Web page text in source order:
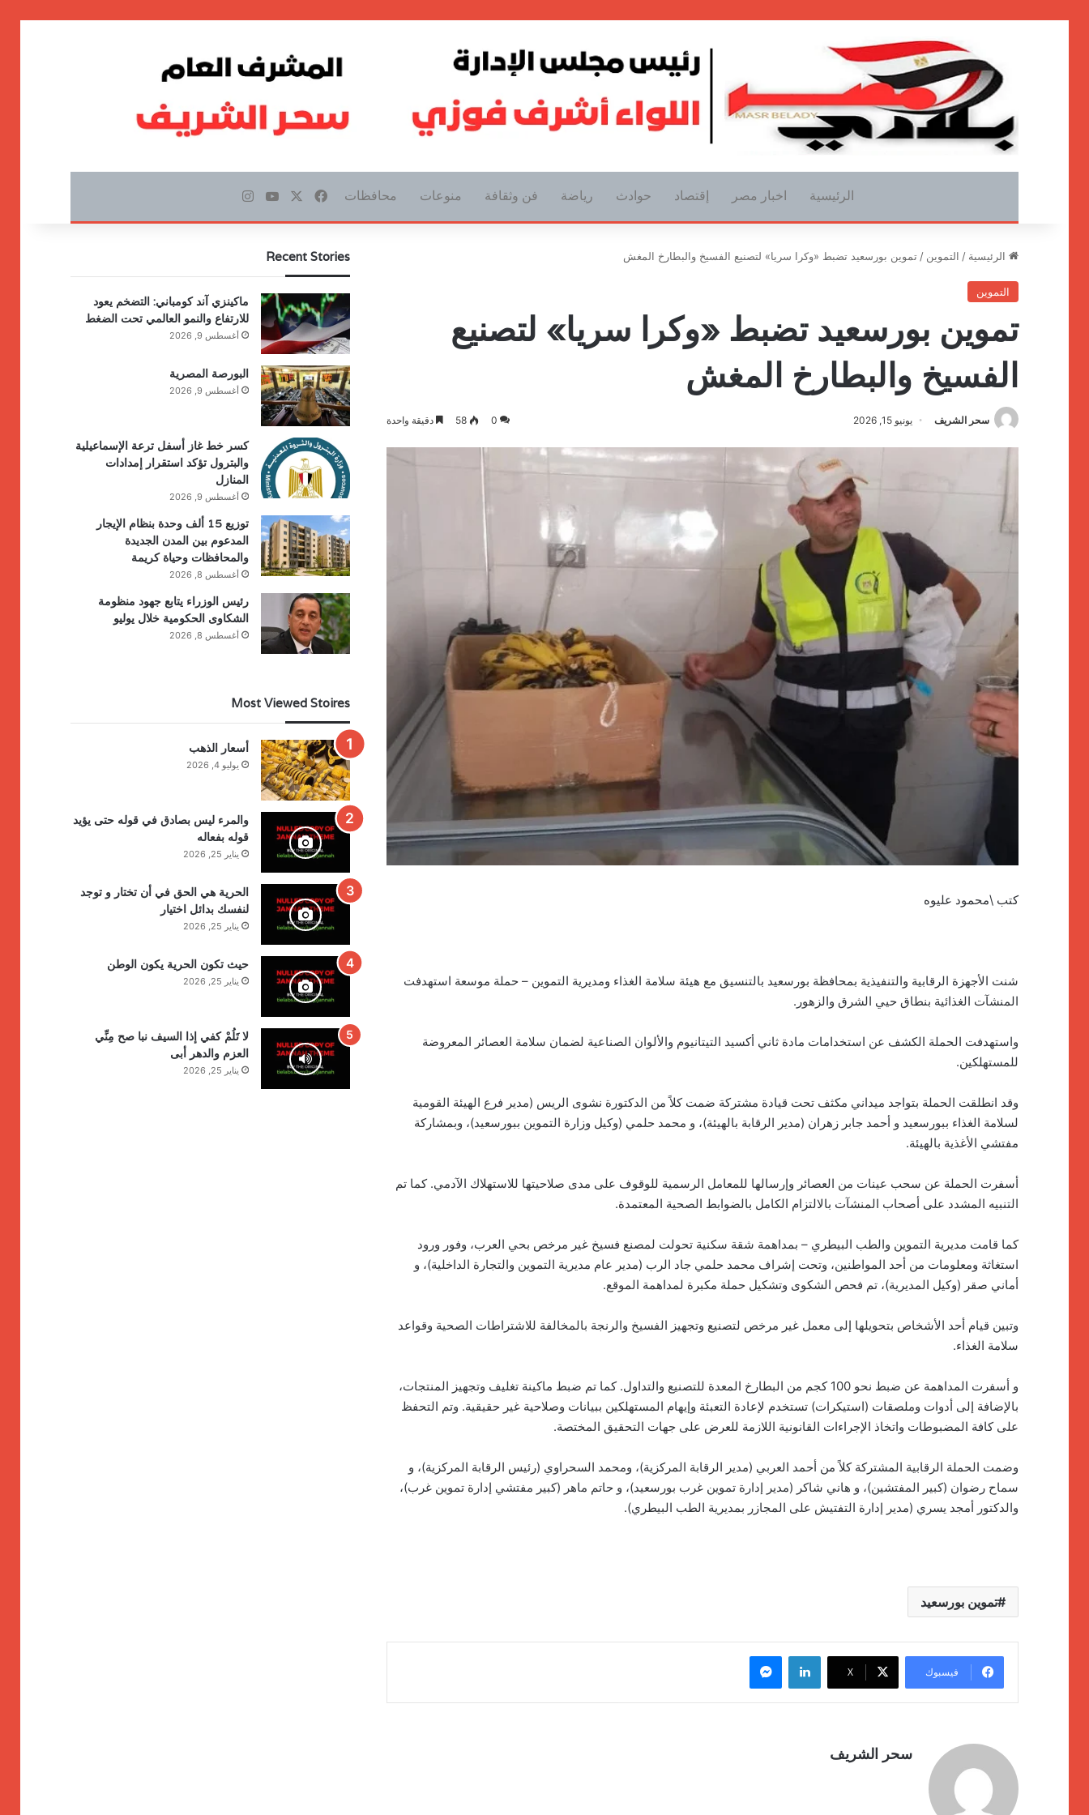
الرئيسية اخبار مصر إقتصاد حوادث رياضة فن وثقافة منوعات محافظات فيسبوك ‫YouTubeانستقرام
الرئيسية / التموين / تموين بورسعيد تضبط «وكرا سريا» لتصنيع الفسيخ والبطارخ المغش
التموين
تموين بورسعيد تضبط «وكرا سريا» لتصنيع
الفسيخ والبطارخ المغش
سحر الشريف يونيو 15, 2026 0
58 دقيقة واحدة
كتب \محمود عليوه
شنت الأجهزة الرقابية والتنفيذية بمحافظة بورسعيد بالتنسيق مع هيئة سلامة الغذاء ومديرية التموين – حملة موسعة استهدفت
المنشآت الغذائية بنطاق حيي الشرق والزهور.
واستهدفت الحملة الكشف عن استخدامات مادة ثاني أكسيد التيتانيوم والألوان الصناعية لضمان سلامة العصائر المعروضة
للمستهلكين.
وقد انطلقت الحملة بتواجد ميداني مكثف تحت قيادة مشتركة ضمت كلاً من الدكتورة نشوى الريس (مدير فرع الهيئة القومية
لسلامة الغذاء ببورسعيد و أحمد جابر زهران (مدير الرقابة بالهيئة)، و محمد حلمي (وكيل وزارة التموين ببورسعيد)، وبمشاركة
مفتشي الأغذية بالهيئة.
أسفرت الحملة عن سحب عينات من العصائر وإرسالها للمعامل الرسمية للوقوف على مدى صلاحيتها للاستهلاك الآدمي. كما تم
التنبيه المشدد على أصحاب المنشآت بالالتزام الكامل بالضوابط الصحية المعتمدة.
كما قامت مديرية التموين والطب البيطري – بمداهمة شقة سكنية تحولت لمصنع فسيخ غير مرخص بحي العرب، وفور ورود
استغاثة ومعلومات من أحد المواطنين، وتحت إشراف محمد حلمي جاد الرب (مدير عام مديرية التموين والتجارة الداخلية)، و
أماني صقر (وكيل المديرية)، تم فحص الشكوى وتشكيل حملة مكبرة لمداهمة الموقع.
وتبين قيام أحد الأشخاص بتحويلها إلى معمل غير مرخص لتصنيع وتجهيز الفسيخ والرنجة بالمخالفة للاشتراطات الصحية وقواعد
سلامة الغذاء.
و أسفرت المداهمة عن ضبط نحو 100 كجم من البطارخ المعدة للتصنيع والتداول. كما تم ضبط ماكينة تغليف وتجهيز المنتجات،
بالإضافة إلى أدوات وملصقات (استيكرات) تستخدم لإعادة التعبئة وإيهام المستهلكين ببيانات وصلاحية غير حقيقية. وتم التحفظ
على كافة المضبوطات واتخاذ الإجراءات القانونية اللازمة للعرض على جهات التحقيق المختصة.
وضمت الحملة الرقابية المشتركة كلاً من أحمد العربي (مدير الرقابة المركزية)، ومحمد السحراوي (رئيس الرقابة المركزية)، و
سماح رضوان (كبير المفتشين)، و هاني شاكر (مدير إدارة تموين غرب بورسعيد)، و حاتم ماهر (كبير مفتشي إدارة تموين غرب)،
والدكتور أمجد يسري (مدير إدارة التفتيش على المجازر بمديرية الطب البيطري).
تموين بورسعيد
فيسبوك ‫X
لينكدإن ماسنجر
سحر الشريف
Recent Stories
ماكينزي آند كومباني: التضخم يعود
للارتفاع والنمو العالمي تحت الضغط
أغسطس 9, 2026
البورصة المصرية
أغسطس 9, 2026
كسر خط غاز أسفل ترعة الإسماعيلية
والبترول تؤكد استقرار إمدادات
المنازل
أغسطس 9, 2026
توزيع 15 ألف وحدة بنظام الإيجار
المدعوم بين المدن الجديدة
والمحافظات وحياة كريمة
أغسطس 8, 2026
رئيس الوزراء يتابع جهود منظومة
الشكاوى الحكومية خلال يوليو
أغسطس 8, 2026
Most Viewed Stoires
أسعار الذهب
يوليو 4, 2026
والمرء ليس بصادق في قوله حتى يؤيد
قوله بفعاله
يناير 25, 2026
الحرية هي الحق في أن تختار و توجد
لنفسك بدائل اختيار
يناير 25, 2026
حيث تكون الحرية يكون الوطن
يناير 25, 2026
لا تَلُمْ كفي إذا السيف نبا صح مِنِّي
العزم والدهر أبى
يناير 25, 2026